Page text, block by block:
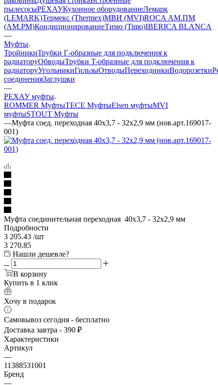
пылесосыРЕХАУКухонное оборудованиеЛемарк
(LEMARK)Термекс (Thermex)МВИ (MVI)ROCA АМ.ПМ
(AM.PM)КондиционированиеТимо (Timo)IBERICA BLANCA
—
Муфты
ТройникиТрубки Г-образные для подключения к
радиаторуОбводыТрубки T-образные для подключения к
радиаторуУгольникиГильзыОтводыПереходникиВодорозетки
соединенияЗаглушки
—
РЕХАУ муфты
ROMMER МуфтыTECE МуфтыElsen муфтыMVI
муфтыSTOUT Муфты
—Муфта соед. переходная 40х3,7 - 32х2,9 мм (нов.арт.169017-
001)
Муфта соединительная переходная 40х3,7 - 32х2,9 мм
Подробности
3 205.43 /шт
3 270.85
Нашли дешевле?
В корзину
Купить в 1 клик
Хочу в подарок
Самовывоз сегодня - бесплатно
Доставка завтра - 390 ₽
Характеристики
Артикул
—
11388531001
Бренд
—